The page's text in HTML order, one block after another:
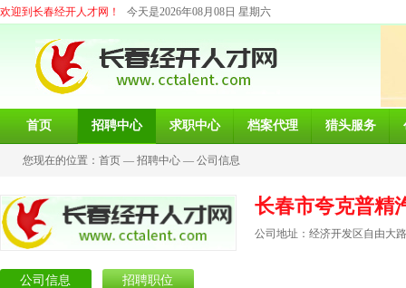
欢迎到长春经开人才网！ 今天是2026年08月08日 星期六
首页 招聘中心 求职中心 档案代理 猎头服务
您现在的位置： 首页 — 招聘中心 — 公司信息
长春市夸克普精
公司地址：经济开发区自由大
公司信息 招聘职位